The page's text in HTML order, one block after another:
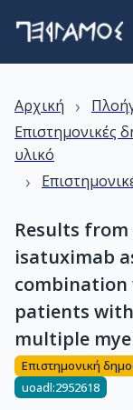
Αρχική ›
Επιστημονικές
υλικό
›
Results
isatuximab
combination
patients
multiple
Επιστημονική
uoadl:2952618